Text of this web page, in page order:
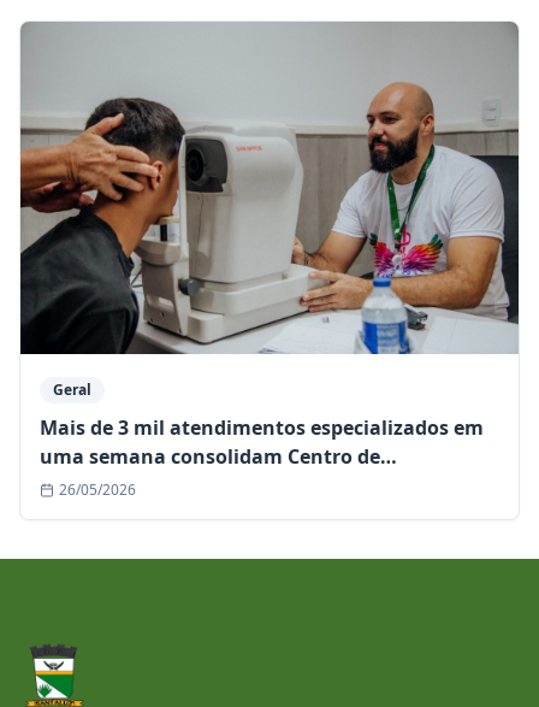
Geral
Mais de 3 mil atendimentos especializados em
uma semana consolidam Centro de
Especialidades como referência regional
26/05/2026